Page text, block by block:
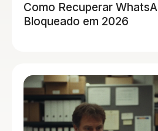
Como Recuperar
Bloqueado em 2026